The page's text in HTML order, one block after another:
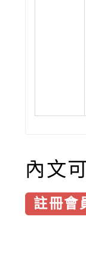
內文
註冊會